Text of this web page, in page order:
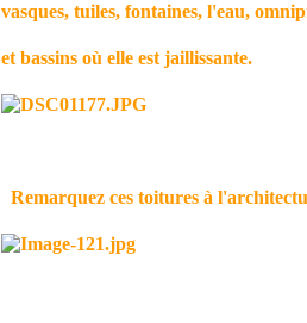
vasques, tuiles, fontaines, l'eau,
et bassins où elle est jaillissante.
Remarquez ces toitures à